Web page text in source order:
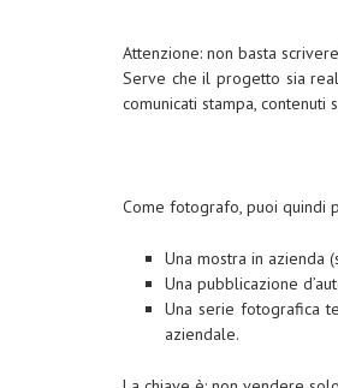
Attenzione: non basta
Serve che il progetto sia
comunicati stampa, contenuti
Come fotografo, puoi quindi
Una mostra in azienda
Una pubblicazione
Una serie fotografica
aziendale.